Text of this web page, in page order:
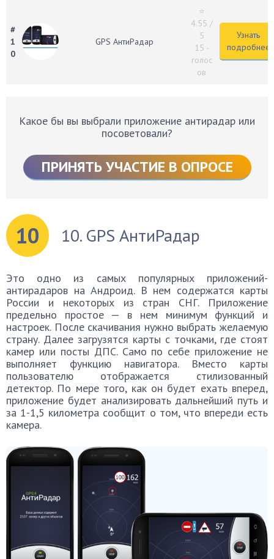
#
1
0
GPS АнтиРадар
⭐
4.55 /
5
15 -
голос
ов
Узнать
подробнее
Какое бы вы выбрали приложение антирадар или
посоветовали?
ПРИНЯТЬ УЧАСТИЕ В ОПРОСЕ
10 10. GPS АнтиРадар
Это одно из самых популярных приложений-
антирадаров на Андроид. В нем содержатся карты
России и некоторых из стран СНГ. Приложение
предельно простое — в нем минимум функций и
настроек. После скачивания нужно выбрать желаемую
страну. Далее загрузятся карты с точками, где стоят
камер или посты ДПС. Само по себе приложение не
выполняет функцию навигатора. Вместо карты
пользователю отображается стилизованный
детектор. По мере того, как он будет ехать вперед,
приложение будет анализировать дальнейший путь и
за 1-1,5 километра сообщит о том, что впереди есть
камера.